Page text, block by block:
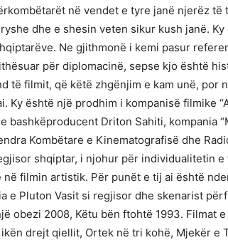
në vendet e tyre janë njerëz
dhe e shesin veten sikur kush janë.
Ne gjithmonë i kemi pasur
për diplomacinë, sepse kjo është
të filmit, që këtë zhgënjim e kam unë, por
Ky është një prodhim i kompanisë filmike
bashkëproducent Driton Sahiti, kompania
Kombëtare e Kinematografisë dhe
shqiptar, i njohur për individualitetin
në filmin artistik. Për punët e tij ai është
e Pluton Vasit si regjisor dhe skenarist
obezi 2008, Këtu bën ftohtë 1993. Filmat
ikën drejt qiellit, Ortek në tri kohë, Mjekër e